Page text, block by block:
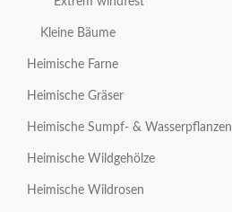
Kleine Bäume
Heimische Farne
Heimische Gräser
Heimische Sumpf- & Wasserpflanzen
Heimische Wildgehölze
Heimische Wildrosen